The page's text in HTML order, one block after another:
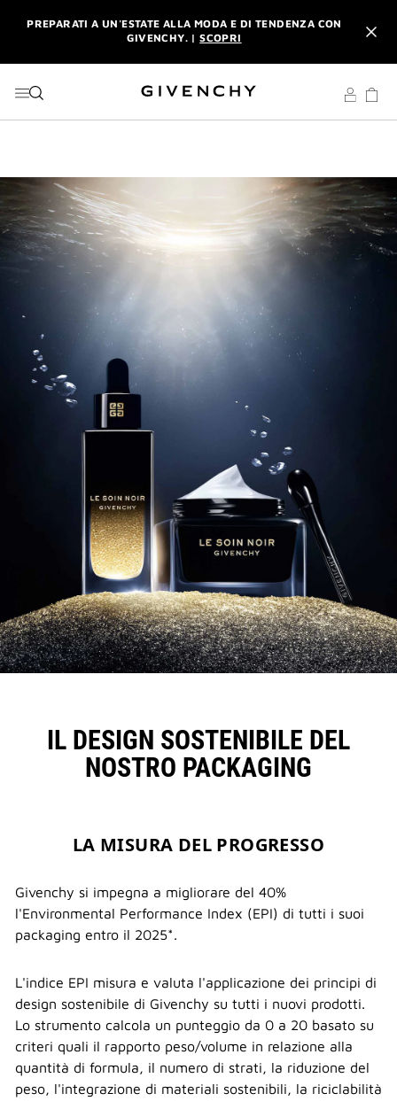
PREPARATI A UN'ESTATE ALLA MODA E DI TENDENZA CON
GIVENCHY. |SCOPRI
UN PROFUMO L'INTERDIT DA 80 ML. |CODICE: INTERDIT
PREPARATI A UN'ESTATE ALLA MODA E DI TENDENZA CON
UN PROFUMO L'INTERDIT DA 80 ML. |
CODICE: INTERDIT
IL DESIGN SOSTENIBILE DEL
NOSTRO PACKAGING
LA MISURA DEL PROGRESSO
Givenchy si impegna a migliorare del 40%
l'Environmental Performance Index (EPI) di tutti i suoi
packaging entro il 2025*.
L'indice EPI misura e valuta l'applicazione dei principi di
design sostenibile di Givenchy su tutti i nuovi prodotti.
Lo strumento calcola un punteggio da 0 a 20 basato su
criteri quali il rapporto peso/volume in relazione alla
quantità di formula, il numero di strati, la riduzione del
peso, l'integrazione di materiali sostenibili, la riciclabilità